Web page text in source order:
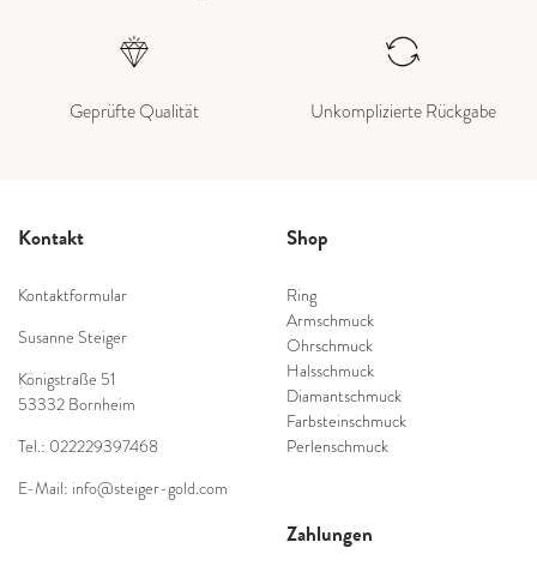
Geprüfte Qualität Unkomplizierte Rückgabe
Kontakt
Kontaktformular
Susanne Steiger
Königstraße 51
53332 Bornheim
Tel.: 022229397468
E-Mail: info@steiger-gold.com
Shop
Ring
Armschmuck
Ohrschmuck
Halsschmuck
Diamantschmuck
Farbsteinschmuck
Perlenschmuck
Zahlungen